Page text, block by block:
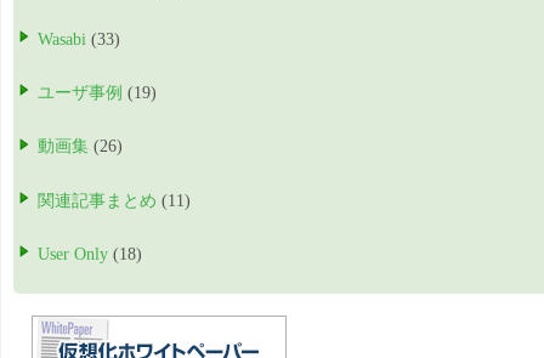
Wasabi (33)
ユーザ事例 (19)
動画集 (26)
関連記事まとめ (11)
User Only (18)